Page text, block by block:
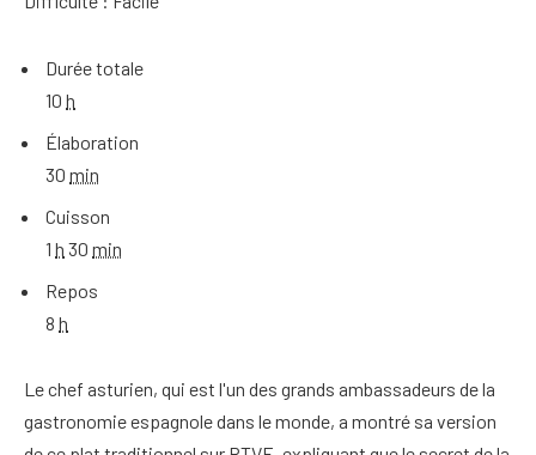
Durée totale
10 h
Élaboration
30 min
Cuisson
1 h 30 min
Repos
8 h
Le chef asturien, qui est l'un des grands ambassadeurs de la
gastronomie espagnole dans le monde, a montré sa version